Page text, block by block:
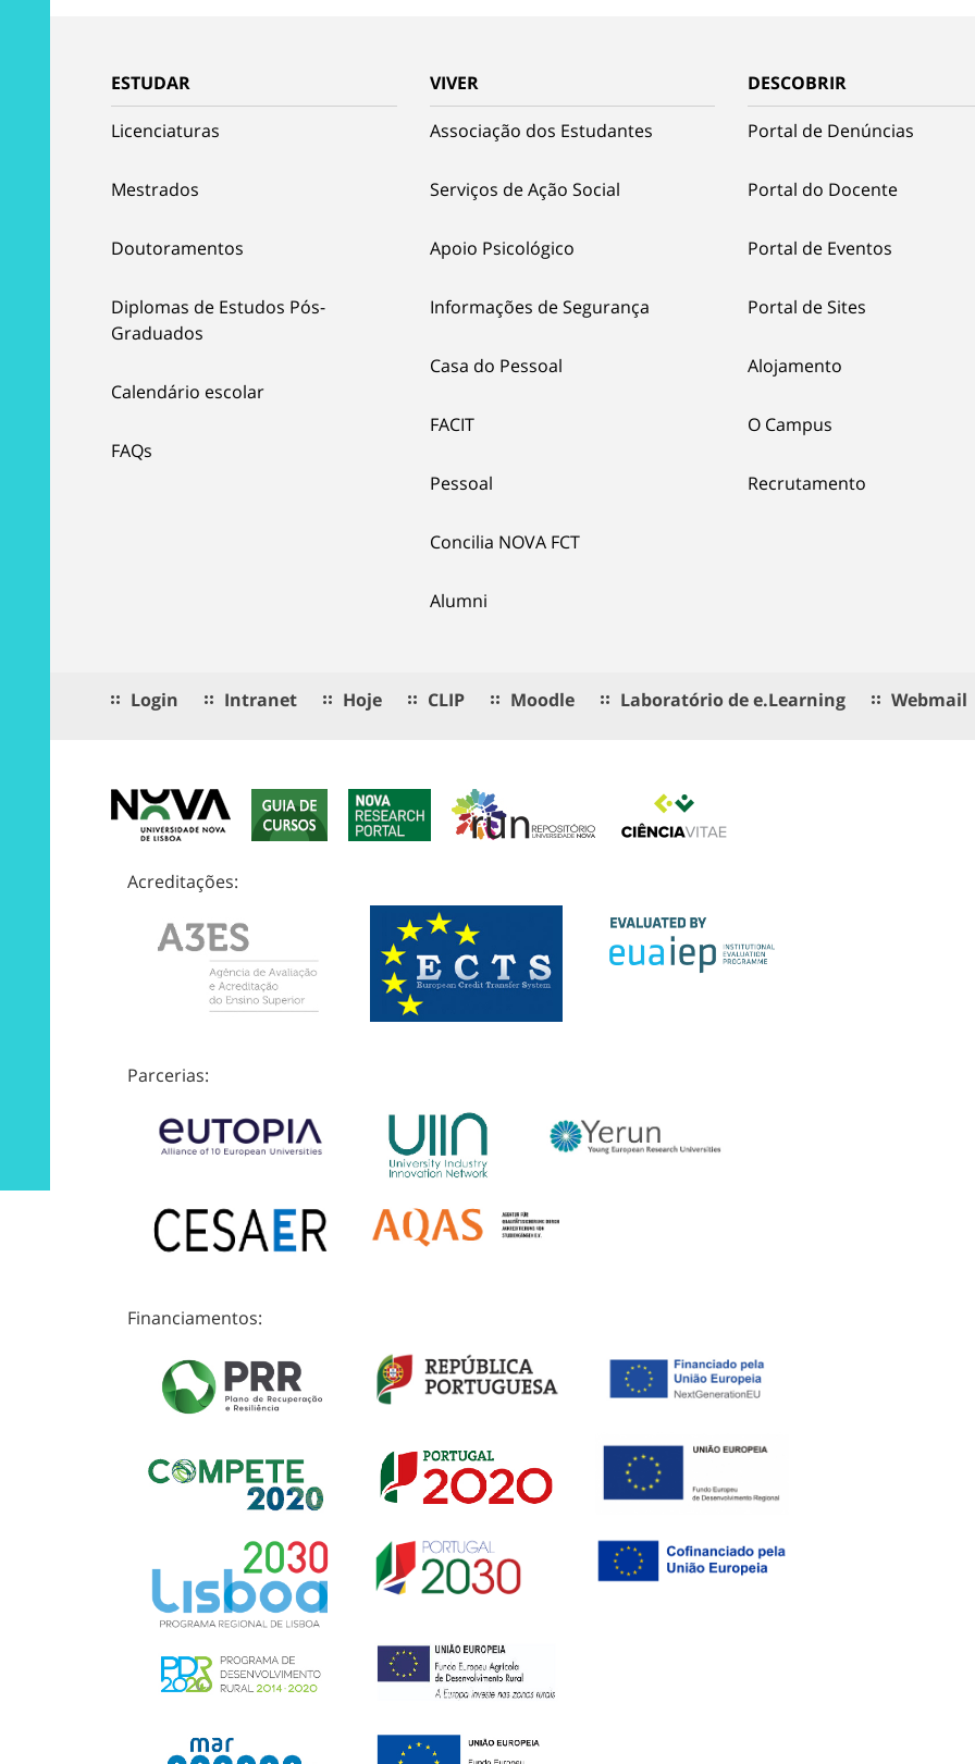
ESTUDAR
Licenciaturas
Mestrados
Doutoramentos
Diplomas de Estudos Pós-
Graduados
Calendário escolar
FAQs
VIVER
Associação dos Estudantes
Serviços de Ação Social
Apoio Psicológico
Informações de Segurança
Casa do Pessoal
FACIT
Pessoal
Concilia NOVA FCT
Alumni
DESCOBRIR
Portal de Denúncias
Portal do Docente
Portal de Eventos
Portal de Sites
Alojamento
O Campus
Recrutamento
Login Intranet Hoje CLIP Moodle Laboratório de e.Learning Webmail
Acreditações:
Parcerias:
Financiamentos: